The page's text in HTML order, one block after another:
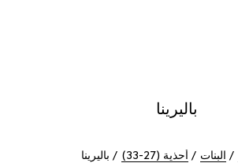
باليرينا
البنات أحذية (27-33) باليرينا